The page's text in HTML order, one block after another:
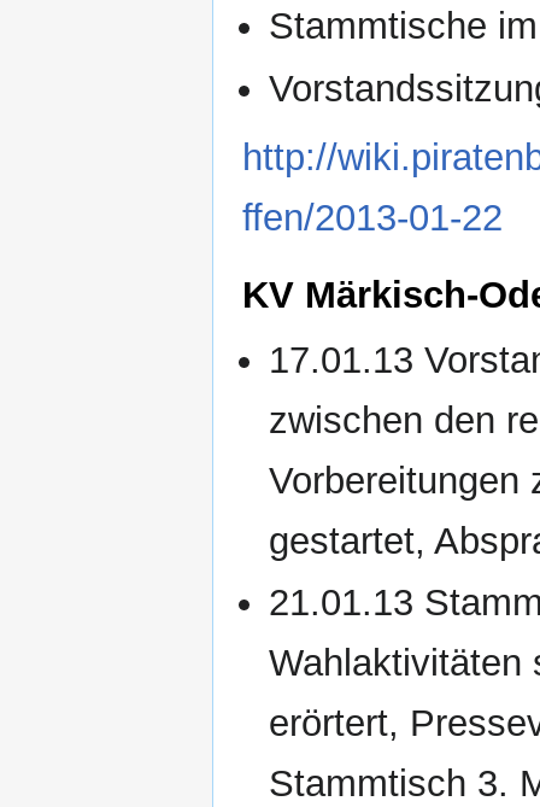
Stammtische
http://
ffen/2013-01-22
KV Märkisch-
17.01.13
zwischen den
Vorbereitungen
gestartet,
21.01.13
Wahlaktivitäten
erörtert,
Stammtisch 3.